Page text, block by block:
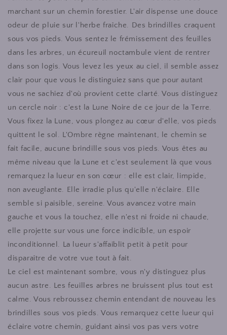
marchant sur un chemin forestier. L'air dispense une douce
odeur de pluie sur l'herbe fraîche. Des brindilles craquent
sous vos pieds. Vous sentez le frémissement des feuilles
dans les arbres, un écureuil noctambule vient de rentrer
dans son logis. Vous levez les yeux au ciel, il semble assez
clair pour que vous le distinguiez sans que pour autant
vous ne sachiez d'où provient cette clarté. Vous distinguez
un cercle noir : c'est la Lune Noire de ce jour de la Terre.
Vous fixez la Lune, vous plongez au cœur d'elle, vos pieds
quittent le sol. L'Ombre règne maintenant, le chemin se
fait facile, aucune brindille sous vos pieds. Vous êtes au
même niveau que la Lune et c'est seulement là que vous
remarquez la lueur en son cœur : elle est clair, limpide,
non aveuglante. Elle irradie plus qu'elle n'éclaire. Elle
semble si paisible, sereine. Vous avancez votre main
gauche et vous la touchez, elle n'est ni froide ni chaude,
elle projette sur vous une force indicible, un espoir
inconditionnel. La lueur s'affaiblit petit à petit pour
disparaître de votre vue tout à fait.
Le ciel est maintenant sombre, vous n'y distinguez plus
aucun astre. Les feuilles arbres ne bruissent plus tout est
calme. Vous rebroussez chemin entendant de nouveau les
brindilles sous vos pieds. Vous remarquez cette lueur qui
éclaire votre chemin, guidant ainsi vos pas vers votre